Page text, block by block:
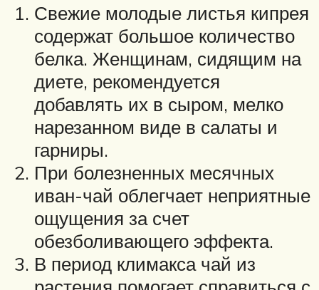
Свежие молодые листья кипрея
содержат большое количество
белка. Женщинам, сидящим на
диете, рекомендуется
добавлять их в сыром, мелко
нарезанном виде в салаты и
гарниры.
При болезненных месячных
иван-чай облегчает неприятные
ощущения за счет
обезболивающего эффекта.
В период климакса чай из